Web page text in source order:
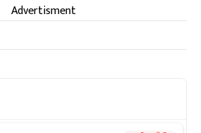
Advertisment